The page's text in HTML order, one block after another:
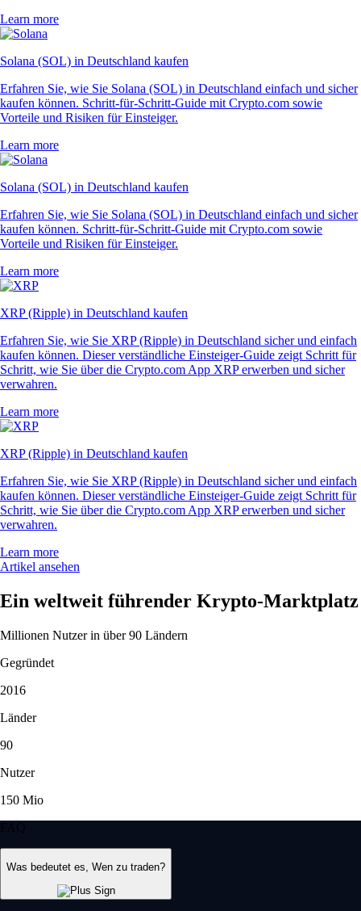
Learn more
Solana (SOL) in Deutschland kaufen
Erfahren Sie, wie Sie Solana (SOL) in Deutschland einfach und sicher
kaufen können. Schritt-für-Schritt-Guide mit Crypto.com sowie
Vorteile und Risiken für Einsteiger.
Learn more
Solana (SOL) in Deutschland kaufen
Erfahren Sie, wie Sie Solana (SOL) in Deutschland einfach und sicher
kaufen können. Schritt-für-Schritt-Guide mit Crypto.com sowie
Vorteile und Risiken für Einsteiger.
Learn more
XRP (Ripple) in Deutschland kaufen
Erfahren Sie, wie Sie XRP (Ripple) in Deutschland sicher und einfach
kaufen können. Dieser verständliche Einsteiger-Guide zeigt Schritt für
Schritt, wie Sie über die Crypto.com App XRP erwerben und sicher
verwahren.
Learn more
XRP (Ripple) in Deutschland kaufen
Erfahren Sie, wie Sie XRP (Ripple) in Deutschland sicher und einfach
kaufen können. Dieser verständliche Einsteiger-Guide zeigt Schritt für
Schritt, wie Sie über die Crypto.com App XRP erwerben und sicher
verwahren.
Learn more
Artikel ansehen
Ein weltweit führender Krypto-Marktplatz
Millionen Nutzer in über 90 Ländern
Gegründet
2016
Länder
90
Nutzer
150 Mio
FAQ
Was bedeutet es, Wen zu traden?